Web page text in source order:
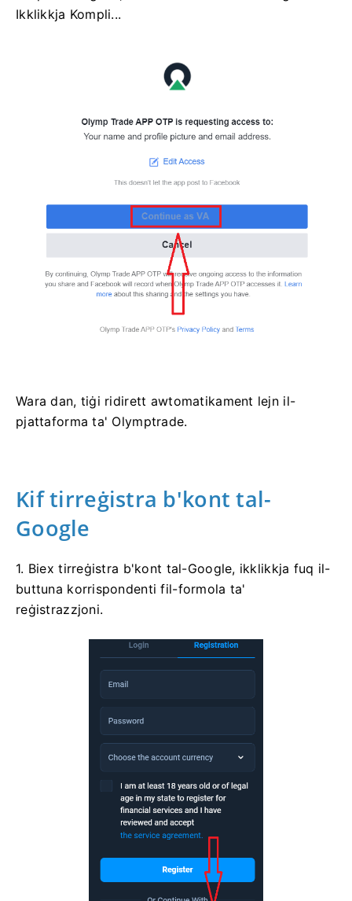
Ikklikkja Kompli...
Wara dan, tiġi ridirett awtomatikament lejn il-
pjattaforma ta' Olymptrade.
Kif tirreġistra b'kont tal-
Google
1. Biex tirreġistra b'kont tal-Google, ikklikkja fuq il-
buttuna korrispondenti fil-formola ta'
reġistrazzjoni.